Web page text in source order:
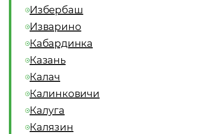
Избербаш
Изварино
Кабардинка
Казань
Калач
Калинковичи
Калуга
Калязин